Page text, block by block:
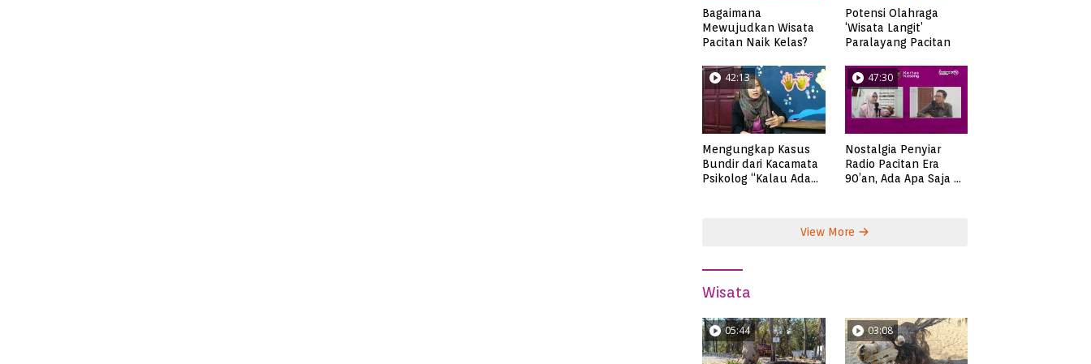
Bagaimana
Mewujudkan Wisata
Pacitan Naik Kelas?
Potensi Olahraga
‘Wisata Langit’
Paralayang Pacitan
42:13
Mengungkap Kasus
Bundir dari Kacamata
Psikolog “Kalau Ada
47:30
Nostalgia Penyiar
Radio Pacitan Era
90’an, Ada Apa Saja di
View More
Wisata
05:44 03:08